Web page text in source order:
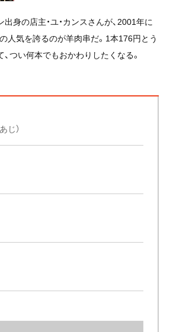
身の店主・ユ・カンスさんが、2001年に
人気を誇るのが羊肉串だ。1本176円とう
つい何本でもおかわりしたくなる。
じ）